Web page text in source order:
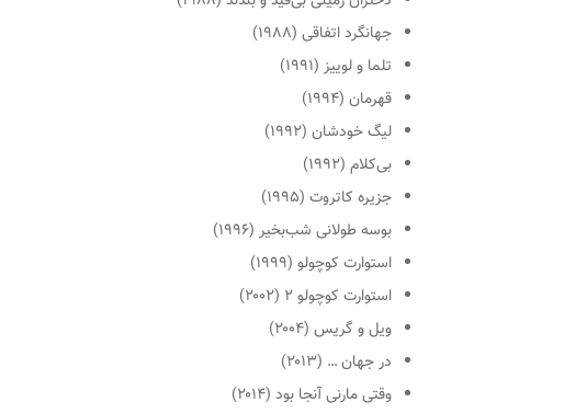
جهانگرد اتفاقی (۱۹۸۸)
تلما و لوییز (۱۹۹۱)
قهرمان (۱۹۹۴)
لیگ خودشان (۱۹۹۲)
بی‌کلام (۱۹۹۲)
جزیره کاتروت (۱۹۹۵)
بوسه طولانی شب‌بخیر (۱۹۹۶)
استوارت کوچولو (۱۹۹۹)
استوارت کوچولو ۲
(۲۰۰۲)
ویل و گریس (۲۰۰۴)
در جهان … (۲۰۱۳)
وقتی مارنی آنجا بود (۲۰۱۴)